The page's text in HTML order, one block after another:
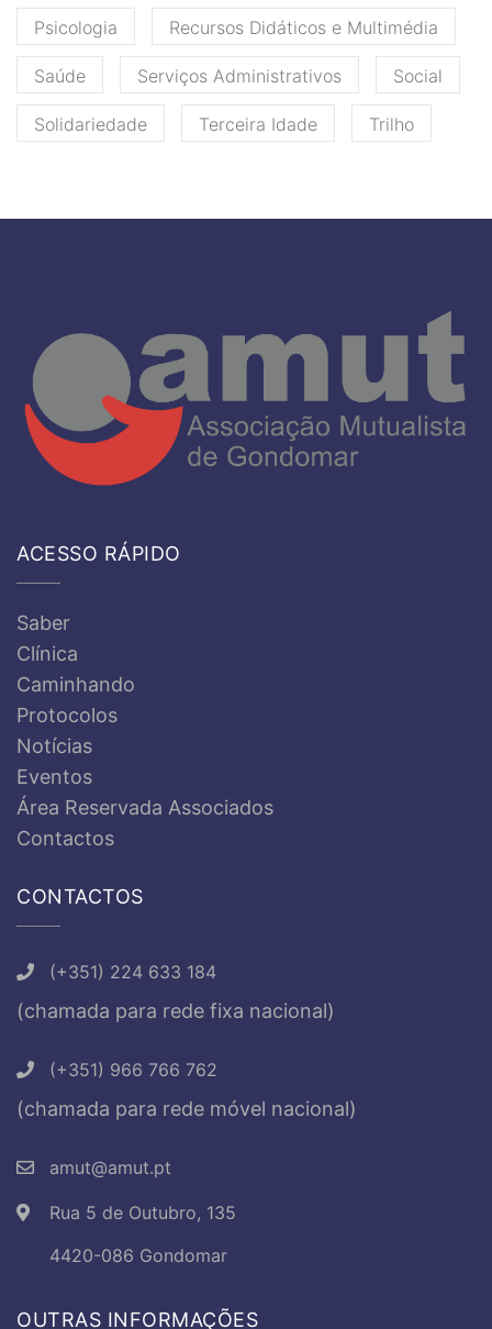
Psicologia Recursos Didáticos e Multimédia
Saúde Serviços Administrativos Social
Solidariedade Terceira Idade Trilho
ACESSO RÁPIDO
Saber
Clínica
Caminhando
Protocolos
Notícias
Eventos
Área Reservada Associados
Contactos
CONTACTOS
(+351) 224 633 184
(chamada para rede fixa nacional)
(+351) 966 766 762
(chamada para rede móvel nacional)
amut@amut.pt
Rua 5 de Outubro, 135
4420-086 Gondomar
OUTRAS INFORMAÇÕES